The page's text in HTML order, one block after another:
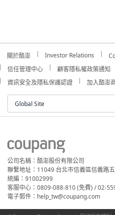
關於酷澎 Investor Relations
信任管理中心
顧客隱私權政策通知
資訊安全及隱私保護認證
加入酷澎
Global Site
公司名稱：酷澎股份有限公司
聯繫地址：11049 台北市信義區信義路
統編：91002999
客服中心：0809-088-810 (免費) / 02-
電子郵件：help_tw@coupang.com